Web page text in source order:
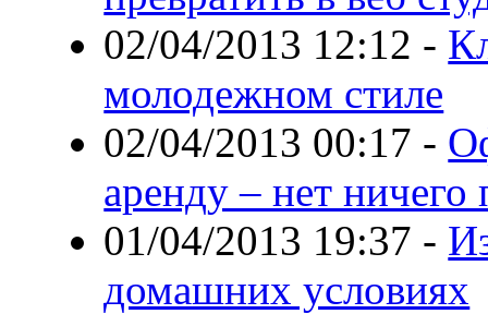
02/04/2013 12:12 -
молодежном стиле
02/04/2013 00:17 -
аренду – нет
01/04/2013 19:37 -
домашних условиях